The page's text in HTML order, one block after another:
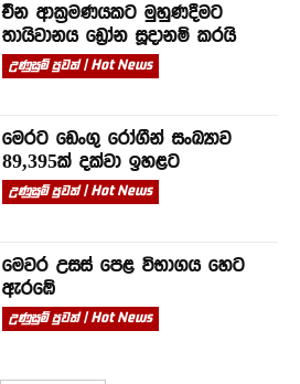
චීන ආක්‍රමණයකට මුහුණදීමට
තායිවානය ඩ්‍රෝන සූදානම් කරයි
උණුසුම් පුවත් | Hot News
මෙරට ඩෙංගු රෝගීන් සංඛ්‍යාව
89,395ක් දක්වා ඉහළට
උණුසුම් පුවත් | Hot News
මෙවර උසස් පෙළ විභාගය හෙට
ඇරඹේ
උණුසුම් පුවත් | Hot News